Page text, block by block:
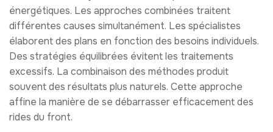
énergétiques. Les approches combinées traitent
différentes causes simultanément. Les spécialistes
élaborent des plans en fonction des besoins individuels.
Des stratégies équilibrées évitent les traitements
excessifs. La combinaison des méthodes produit
souvent des résultats plus naturels. Cette approche
affine la manière de se débarrasser efficacement des
rides du front.